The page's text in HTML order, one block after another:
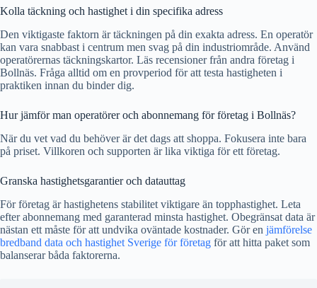
Kolla täckning och hastighet i din specifika adress
Den viktigaste faktorn är täckningen på din exakta adress. En operatör
kan vara snabbast i centrum men svag på din industriområde. Använd
operatörernas täckningskartor. Läs recensioner från andra företag i
Bollnäs. Fråga alltid om en provperiod för att testa hastigheten i
praktiken innan du binder dig.
Hur jämför man operatörer och abonnemang för företag i Bollnäs?
När du vet vad du behöver är det dags att shoppa. Fokusera inte bara
på priset. Villkoren och supporten är lika viktiga för ett företag.
Granska hastighetsgarantier och datauttag
För företag är hastighetens stabilitet viktigare än topphastighet. Leta
efter abonnemang med garanterad minsta hastighet. Obegränsat data är
nästan ett måste för att undvika oväntade kostnader. Gör en jämförelse
bredband data och hastighet Sverige för företag för att hitta paket som
balanserar båda faktorerna.